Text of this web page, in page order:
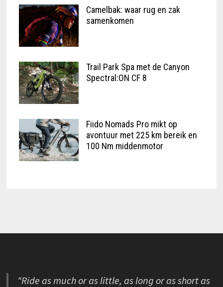
Camelbak: waar rug en zak
samenkomen
Trail Park Spa met de Canyon
Spectral:ON CF 8
Fiido Nomads Pro mikt op
avontuur met 225 km bereik en
100 Nm middenmotor
“Ride as much or as little, as long or as short as